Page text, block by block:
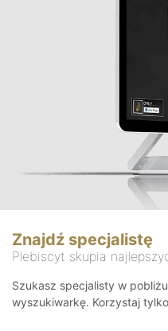
Znajdź specjalistę
Plebiscyt skupia
Szukasz specjalisty w
wyszukiwarkę. Korzystaj